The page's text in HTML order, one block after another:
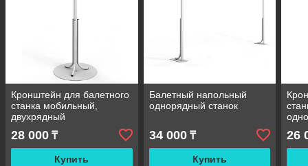
Кронштейн для балетного
станка мобильный,
двухрядный
28 000 ₸
Купить
Балетный напольный
однорядный станок
34 000₸
Купить
26